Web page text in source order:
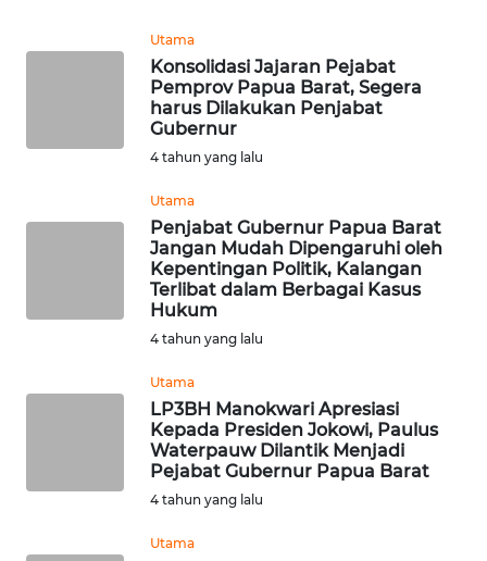
Utama
Konsolidasi Jajaran Pejabat
Pemprov Papua Barat, Segera
harus Dilakukan Penjabat
Gubernur
4 tahun yang lalu
Utama
Penjabat Gubernur Papua Barat
Jangan Mudah Dipengaruhi oleh
Kepentingan Politik, Kalangan
Terlibat dalam Berbagai Kasus
Hukum
4 tahun yang lalu
Utama
LP3BH Manokwari Apresiasi
Kepada Presiden Jokowi, Paulus
Waterpauw Dilantik Menjadi
Pejabat Gubernur Papua Barat
4 tahun yang lalu
Utama
PAPUA
RIAU